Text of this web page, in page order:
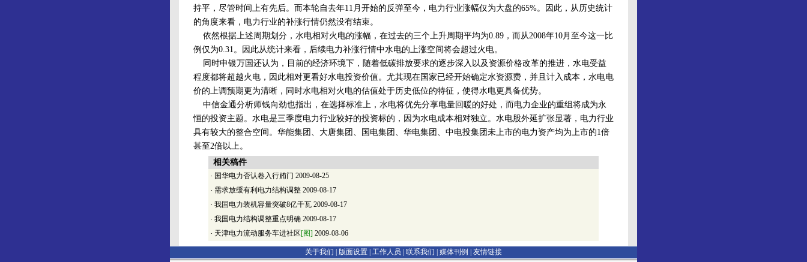
持平，尽管时间上有先后。而本轮自去年11月开始的反弹至今，电力行业涨幅仅为大盘的65%。因此，从历史统计
的角度来看，电力行业的补涨行情仍然没有结束。
依然根据上述周期划分，水电相对火电的涨幅，在过去的三个上升周期平均为0.89，而从2008年10月至今这一比
例仅为0.31。因此从统计来看，后续电力补涨行情中水电的上涨空间将会超过火电。
同时申银万国还认为，目前的经济环境下，随着低碳排放要求的逐步深入以及资源价格改革的推进，水电受益
程度都将超越火电，因此相对更看好水电投资价值。尤其现在国家已经开始确定水资源费，并且计入成本，水电电
价的上调预期更为清晰，同时水电相对火电的估值处于历史低位的特征，使得水电更具备优势。
中信金通分析师钱向劲也指出，在选择标准上，水电将优先分享电量回暖的好处，而电力企业的重组将成为永
恒的投资主题。水电是三季度电力行业较好的投资标的，因为水电成本相对独立。水电股外延扩张显著，电力行业
具有较大的整合空间。华能集团、大唐集团、国电集团、华电集团、中电投集团未上市的电力资产均为上市的1倍
甚至2倍以上。
相关稿件
· 国华电力否认卷入行贿门 2009-08-25
· 需求放缓有利电力结构调整 2009-08-17
· 我国电力装机容量突破8亿千瓦 2009-08-17
· 我国电力结构调整重点明确 2009-08-17
· 天津电力流动服务车进社区[图] 2009-08-06
关于我们 | 版面设置 工作人员 联系我们 媒体刊例 友情链接